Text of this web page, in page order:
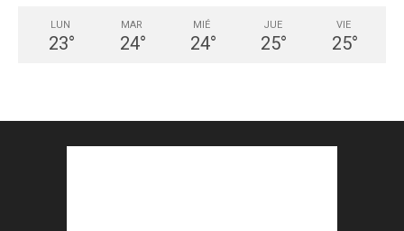
LUN
23°
MAR
24°
MIÉ
24°
JUE
25°
VIE
25°